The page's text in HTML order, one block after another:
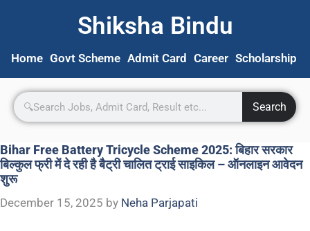
Shiksha Bindu
Home Govt Scheme Admit Card Career Scholarship
Search
Bihar Free Battery Tricycle Scheme 2025: बिहार सरकार
बिल्कुल फ्री में दे रही है बैट्री चालित ट्राई साइकिल – ऑनलाइन आवेदन
शुरू
December 15, 2025 by Neha Parjapati